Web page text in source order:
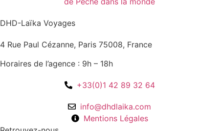
DHD-Laïka Voyages
4 Rue Paul Cézanne, Paris 75008, France
Horaires de l’agence : 9h – 18h
+33(0)1 42 89 32 64
info@dhdlaika.com
Mentions Légales